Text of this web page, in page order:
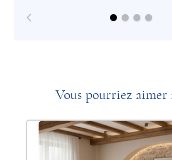
Vous pourriez aimer